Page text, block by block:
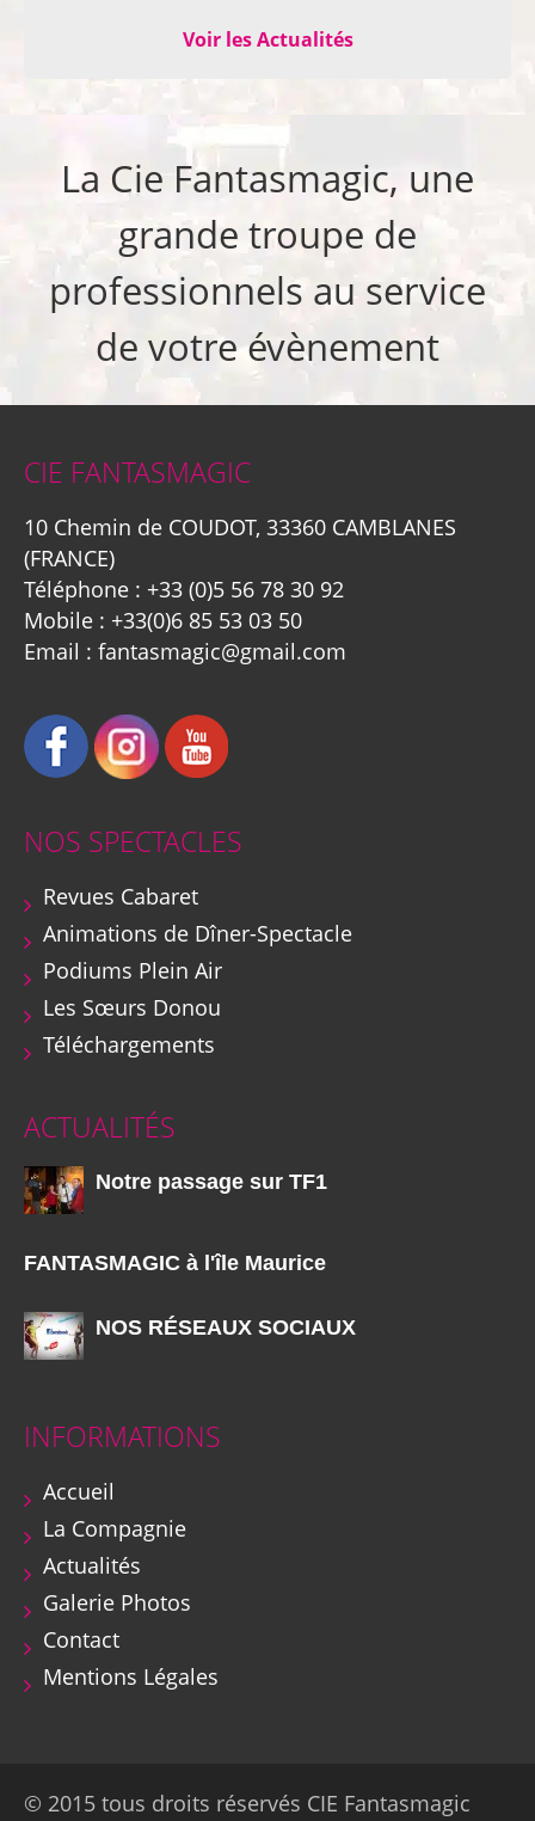
Voir les Actualités
La Cie Fantasmagic, une
grande troupe de
professionnels au service
de votre évènement
CIE FANTASMAGIC
10 Chemin de COUDOT, 33360 CAMBLANES
(FRANCE)
Téléphone : +33 (0)5 56 78 30 92
Mobile : +33(0)6 85 53 03 50
Email : fantasmagic@gmail.com
NOS SPECTACLES
Revues Cabaret
Animations de Dîner-Spectacle
Podiums Plein Air
Les Sœurs Donou
Téléchargements
ACTUALITÉS
Notre passage sur TF1
FANTASMAGIC à l'île Maurice
NOS RÉSEAUX SOCIAUX
INFORMATIONS
Accueil
La Compagnie
Actualités
Galerie Photos
Contact
Mentions Légales
© 2015 tous droits réservés CIE Fantasmagic